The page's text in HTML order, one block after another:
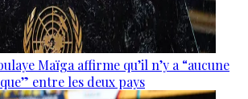
Maïga affirme qu’il n’y a “aucune
entre les deux pays